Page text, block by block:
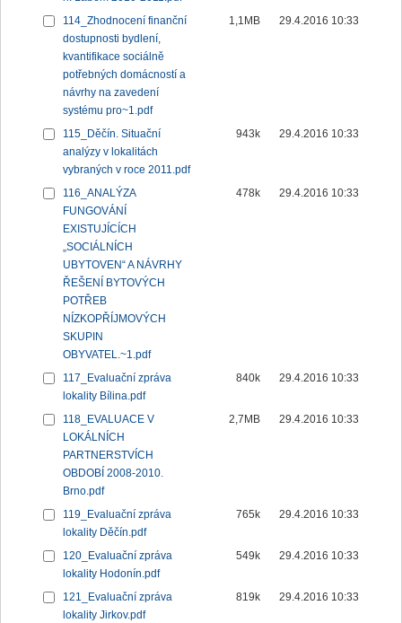
114_Zhodnocení finanční
dostupnosti bydlení,
kvantifikace sociálně
potřebných domácností a
návrhy na zavedení
systému pro~1.pdf
1,1MB 29.4.2016 10:33
115_Děčín. Situační
analýzy v lokalitách
vybraných v roce 2011.pdf
943k 29.4.2016 10:33
116_ANALÝZA
FUNGOVÁNÍ
EXISTUJÍCÍCH
„SOCIÁLNÍCH
UBYTOVEN“ A NÁVRHY
ŘEŠENÍ BYTOVÝCH
POTŘEB
NÍZKOPŘÍJMOVÝCH
SKUPIN
OBYVATEL.~1.pdf
478k 29.4.2016 10:33
117_Evaluační zpráva
lokality Bílina.pdf
840k 29.4.2016 10:33
118_EVALUACE V
LOKÁLNÍCH
PARTNERSTVÍCH
OBDOBÍ 2008-2010.
Brno.pdf
2,7MB 29.4.2016 10:33
119_Evaluační zpráva
lokality Děčín.pdf
765k 29.4.2016 10:33
120_Evaluační zpráva
lokality Hodonín.pdf
549k 29.4.2016 10:33
121_Evaluační zpráva
lokality Jirkov.pdf
819k 29.4.2016 10:33